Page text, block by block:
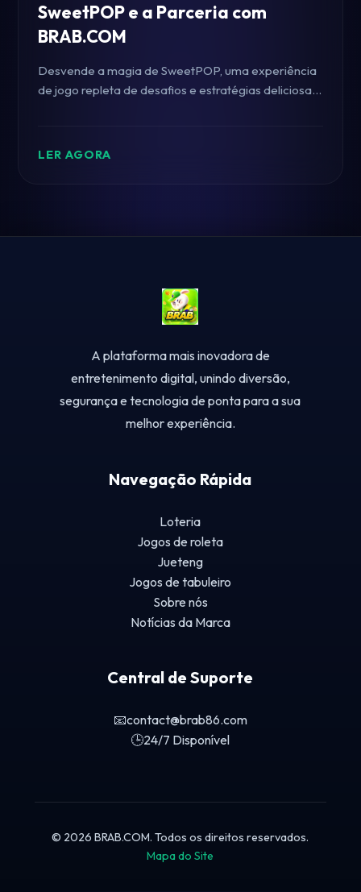
SweetPOP e a Parceria com
BRAB.COM
Desvende a magia de SweetPOP, uma experiência
de jogo repleta de desafios e estratégias deliciosas,
doce.
LER AGORA
A plataforma mais inovadora de
entretenimento digital, unindo diversão,
segurança e tecnologia de ponta para a sua
melhor experiência.
Navegação Rápida
Loteria
Jogos de roleta
Jueteng
Jogos de tabuleiro
Sobre nós
Notícias da Marca
Central de Suporte
📧contact@brab86.com
🕒24/7 Disponível
© 2026 BRAB.COM. Todos os direitos reservados.
Mapa do Site